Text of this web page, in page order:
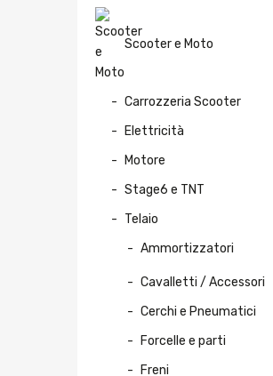
Scooter e Moto
Carrozzeria Scooter
Elettricità
Motore
Stage6 e TNT
Telaio
Ammortizzatori
Cavalletti / Accessori
Cerchi e Pneumatici
Forcelle e parti
Freni